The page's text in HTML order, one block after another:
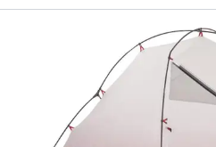
Etsi